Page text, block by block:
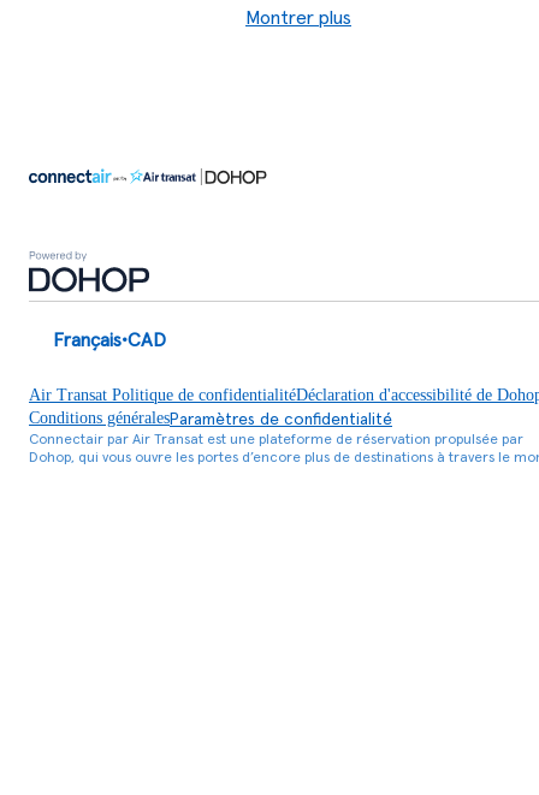
Montrer plus
Français•CAD
Air Transat Politique de confidentialitéDéclaration d'accessibilité de
Conditions généralesParamètres de confidentialité
Connectair par Air Transat est une plateforme de réservation propulsée par
Dohop, qui vous ouvre les portes d’encore plus de destinations à travers le